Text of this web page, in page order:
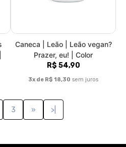
vegana consciente e ativista.
e o ativismo
estampas exclusivas,
em parceria com a artista
da designer de moda Alice
a esfera animal, mas também